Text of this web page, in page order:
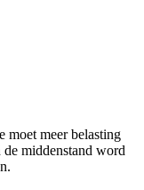
moet meer belasting
middenstand word